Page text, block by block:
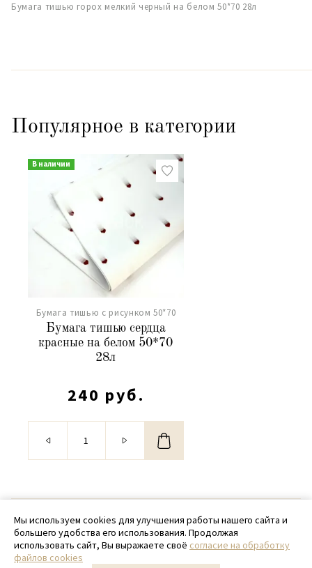
Бумага тишью горох мелкий черный на белом 50*70 28л
Популярное в категории
В наличии
Бумага тишью с рисунком 50*70
Бумага тишью сердца
красные на белом 50*70
28л
240 руб.
© 2020 - 2026 SamPack
+ 7 (918) 699-97-87
zakaz@sampack.store
Мы используем cookies для улучшения работы нашего сайта и
большего удобства его использования. Продолжая
использовать сайт, Вы выражаете своё согласие на обработку
файлов cookies